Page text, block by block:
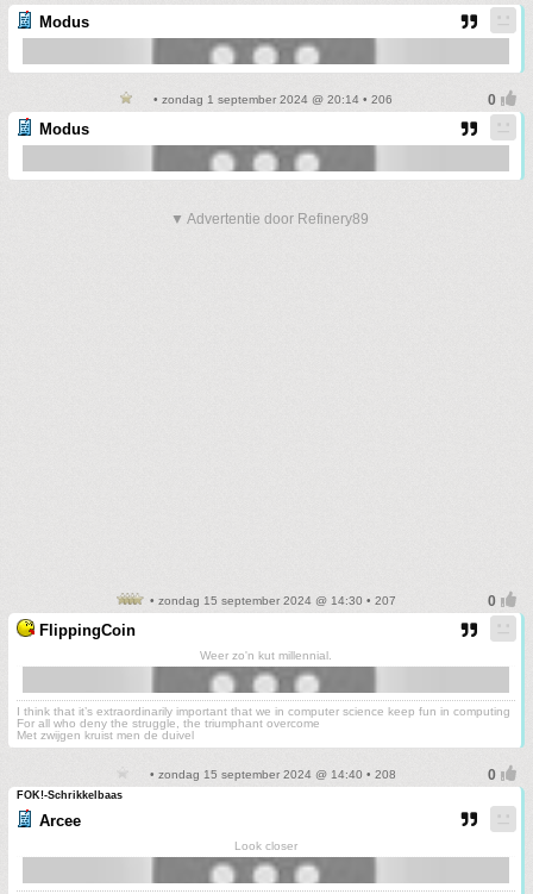
Modus
• zondag 1 september 2024 @ 20:14 • 206
Modus
▼ Advertentie door Refinery89
• zondag 15 september 2024 @ 14:30 • 207
FlippingCoin
Weer zo'n kut millennial.
I think that it’s extraordinarily important that we in computer science keep fun in computing
For all who deny the struggle, the triumphant overcome
Met zwijgen kruist men de duivel
• zondag 15 september 2024 @ 14:40 • 208
FOK!-Schrikkelbaas
Arcee
Look closer